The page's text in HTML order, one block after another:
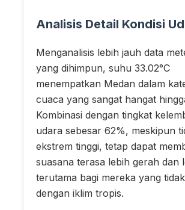
Analisis Detail Kondisi
Menganalisis lebih jauh data
yang dihimpun, suhu 33.02°C
menempatkan Medan dalam
cuaca yang sangat hangat
Kombinasi dengan tingkat
udara sebesar 62%, meskipun
ekstrem tinggi, tetap dapat
suasana terasa lebih gerah dan
terutama bagi mereka yang
dengan iklim tropis.